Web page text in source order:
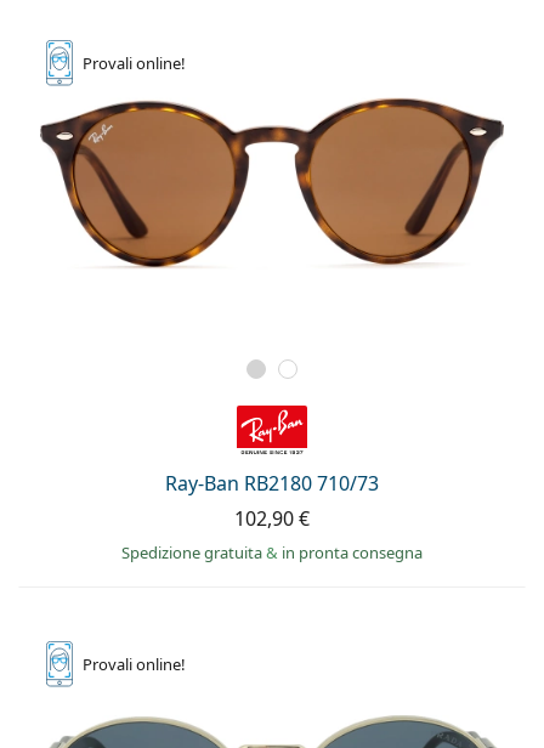
Provalionline!
Ray-Ban RB2180 710/73
102,90 €
Spedizione gratuita& in pronta consegna
Provalionline!